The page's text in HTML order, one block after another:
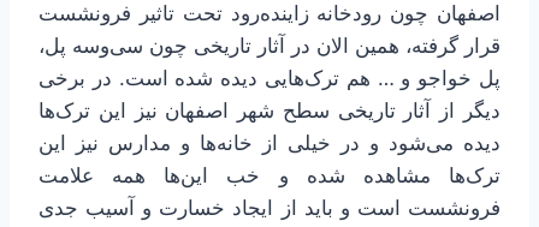
اصفهان چون رودخانه زاینده‌رود تحت تاثیر فرونشست
قرار گرفته، همین الان در آثار تاریخی چون سی‌وسه پل،
پل خواجو و … هم ترک‌هایی دیده شده است. در برخی
دیگر از آثار تاریخی سطح شهر اصفهان نیز این ترک‌ها
دیده می‌شود و در خیلی از خانه‌ها و مدارس نیز این
ترک‌ها مشاهده شده و خب این‌ها همه علامت
فرونشست است و باید از ایجاد خسارت و آسیب جدی